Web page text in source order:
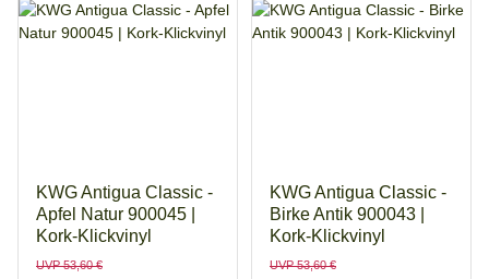
KWG Antigua Classic -
Apfel Natur 900045 |
Kork-Klickvinyl
UVP 53,60 €
KWG Antigua Classic -
Birke Antik 900043 |
Kork-Klickvinyl
UVP 53,60 €